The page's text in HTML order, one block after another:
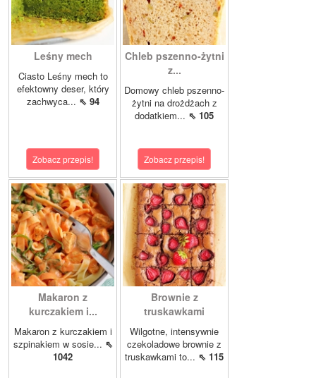
Leśny mech
Ciasto Leśny mech to
efektowny deser, który
zachwyca... ⇖ 94
Zobacz przepis!
Chleb pszenno-żytni
z...
Domowy chleb pszenno-
żytni na drożdżach z
dodatkiem... ⇖ 105
Zobacz przepis!
Makaron z
kurczakiem i...
Makaron z kurczakiem i
szpinakiem w sosie... ⇖
1042
Brownie z
truskawkami
Wilgotne, intensywnie
czekoladowe brownie z
truskawkami to... ⇖ 115